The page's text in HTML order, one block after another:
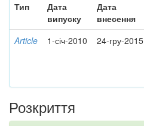
Тип
Дата
випуску
Дата
внесення
Article 1-січ-2010 24-гру-2015
Розкриття